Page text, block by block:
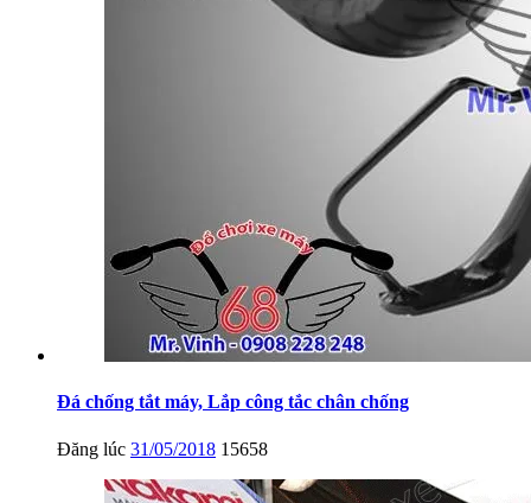
Đá chống tắt máy, Lắp công tắc chân chống
Đăng lúc 31/05/2018 15658